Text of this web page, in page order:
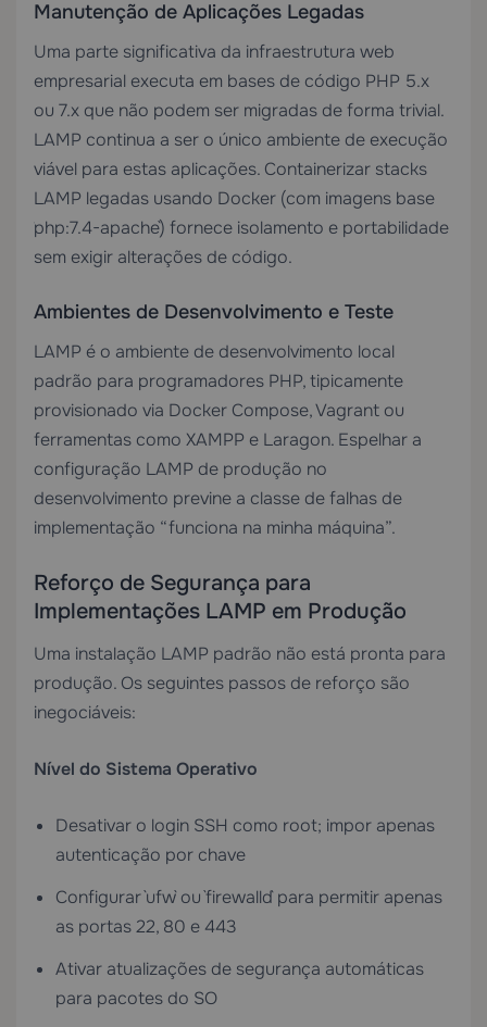
Manutenção de Aplicações Legadas
Uma parte significativa da infraestrutura web
empresarial executa em bases de código PHP 5.x
ou 7.x que não podem ser migradas de forma trivial.
LAMP continua a ser o único ambiente de execução
viável para estas aplicações. Containerizar stacks
LAMP legadas usando Docker (com imagens base
`php:7.4-apache`) fornece isolamento e portabilidade
sem exigir alterações de código.
Ambientes de Desenvolvimento e Teste
LAMP é o ambiente de desenvolvimento local
padrão para programadores PHP, tipicamente
provisionado via Docker Compose, Vagrant ou
ferramentas como XAMPP e Laragon. Espelhar a
configuração LAMP de produção no
desenvolvimento previne a classe de falhas de
implementação “funciona na minha máquina”.
Reforço de Segurança para
Implementações LAMP em Produção
Uma instalação LAMP padrão não está pronta para
produção. Os seguintes passos de reforço são
inegociáveis:
Nível do Sistema Operativo
Desativar o login SSH como root; impor apenas
autenticação por chave
Configurar `ufw` ou `firewalld` para permitir apenas
as portas 22, 80 e 443
Ativar atualizações de segurança automáticas
para pacotes do SO